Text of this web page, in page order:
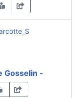
Gosselin -